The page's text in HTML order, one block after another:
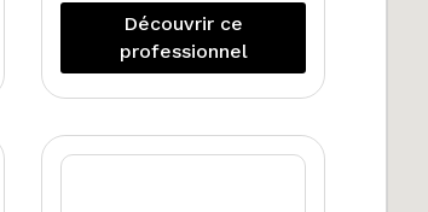
dans la mise en vente
ou en location de votre
appartement.
sont pas que des
Découvrir ce
professionnel